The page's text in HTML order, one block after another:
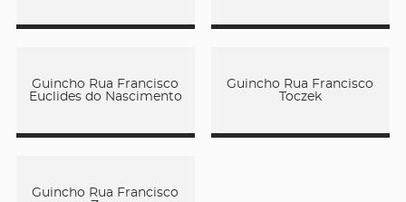
Guincho Rua Francisco
Euclides do Nascimento
Guincho Rua Francisco
Toczek
Guincho Rua Francisco